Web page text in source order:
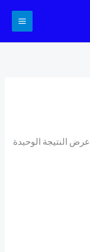
عرض النتيجة الوحيدة